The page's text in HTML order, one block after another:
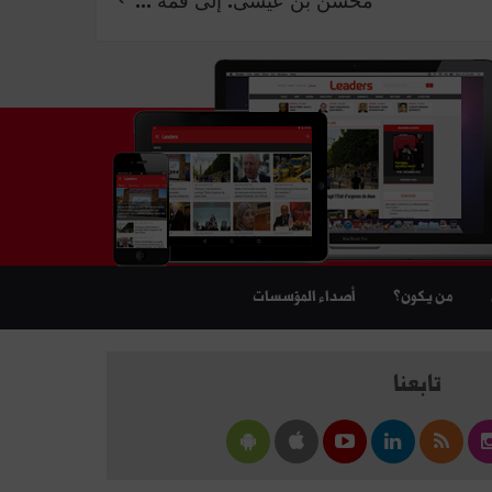
من يكون؟ أصداء المؤسسات
تابعنا